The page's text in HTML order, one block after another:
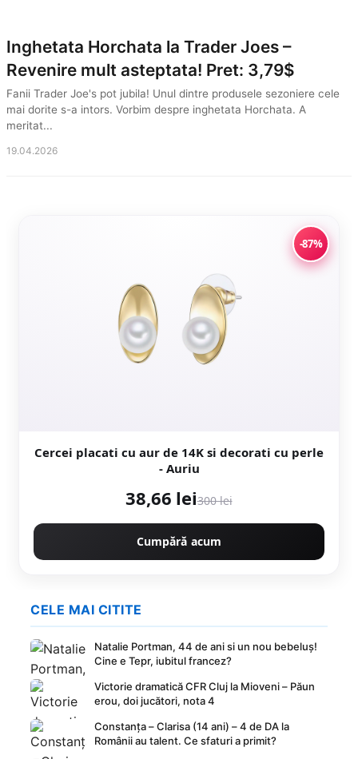
Inghetata Horchata la Trader Joes –
Revenire mult asteptata! Pret: 3,79$
Fanii Trader Joe's pot jubila! Unul dintre produsele sezoniere cele
mai dorite s-a intors. Vorbim despre inghetata Horchata. A
meritat...
19.04.2026
-87%
Cercei placati cu aur de 14K si decorati cu perle
- Auriu
38,66 lei300 lei
Cumpără acum
CELE MAI CITITE
Natalie Portman, 44 de ani si un nou bebeluș!
Cine e Tepr, iubitul francez?
Victorie dramatică CFR Cluj la Mioveni – Păun
erou, doi jucători, nota 4
Constanța – Clarisa (14 ani) – 4 de DA la
Românii au talent. Ce sfaturi a primit?